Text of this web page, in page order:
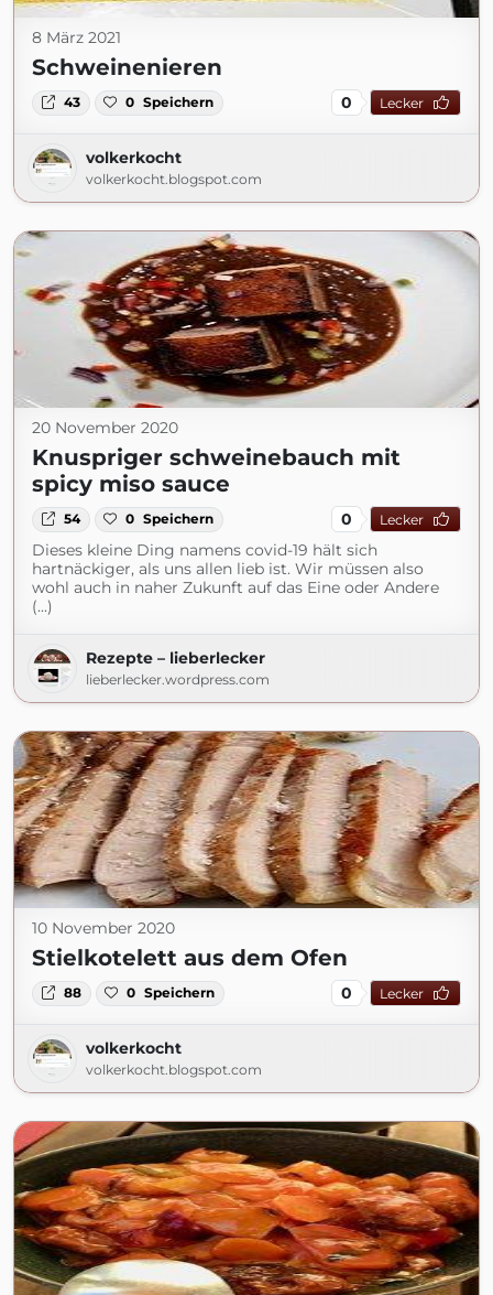
8 März 2021
Schweinenieren
43 0 Speichern 0 Lecker
volkerkocht
volkerkocht.blogspot.com
20 November 2020
Knuspriger schweinebauch mit
spicy miso sauce
54 0 Speichern 0 Lecker
Dieses kleine Ding namens covid-19 hält sich
hartnäckiger, als uns allen lieb ist. Wir müssen also
wohl auch in naher Zukunft auf das Eine oder Andere
(...)
Rezepte – lieberlecker
lieberlecker.wordpress.com
10 November 2020
Stielkotelett aus dem Ofen
88 0 Speichern 0 Lecker
volkerkocht
volkerkocht.blogspot.com